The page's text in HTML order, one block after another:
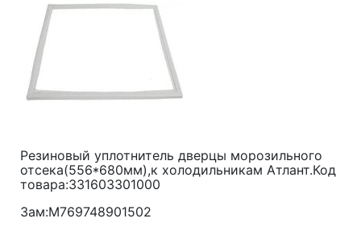
Резиновый уплотнитель дверцы морозильного
отсека(556*680мм),к холодильникам Атлант.Код
товара:331603301000
Зам:M769748901502